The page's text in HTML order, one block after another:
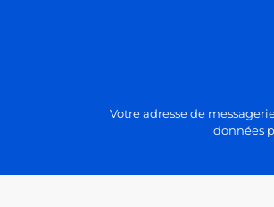
Votre adresse de
données